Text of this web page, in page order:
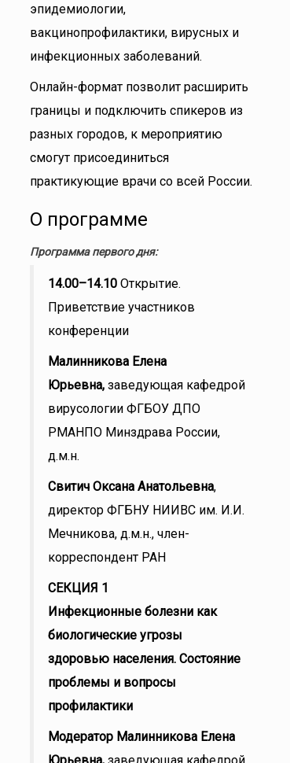
эпидемиологии,
вакцинопрофилактики, вирусных и
инфекционных заболеваний.
Онлайн-формат позволит расширить
границы и подключить спикеров из
разных городов, к мероприятию
смогут присоединиться
практикующие врачи со всей России.
О программе
Программа первого дня:
14.00–14.10 Открытие.
Приветствие участников
конференции
Малинникова Елена
Юрьевна, заведующая кафедрой
вирусологии ФГБОУ ДПО
РМАНПО Минздрава России,
д.м.н.
Свитич Оксана Анатольевна,
директор ФГБНУ НИИВС им. И.И.
Мечникова, д.м.н., член-
корреспондент РАН
СЕКЦИЯ 1
Инфекционные болезни как
биологические угрозы
здоровью населения. Состояние
проблемы и вопросы
профилактики
Модератор Малинникова Елена